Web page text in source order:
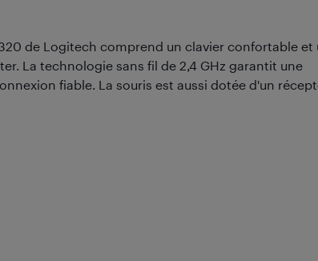
de Logitech comprend un clavier confortable et
La technologie sans fil de 2,4 GHz garantit une
fiable. La souris est aussi dotée d'un